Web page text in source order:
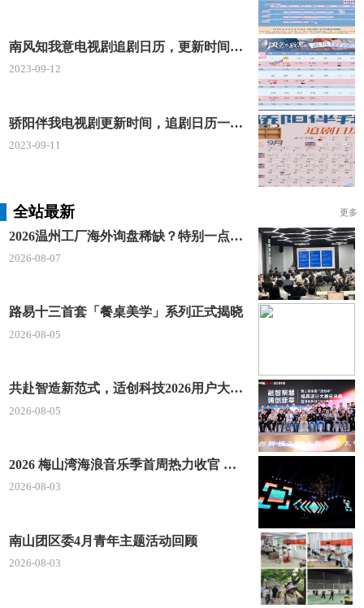
南风知我意电视剧追剧日历，更新时间一览表
2023-09-12
骄阳伴我电视剧更新时间，追剧日历一览表
2023-09-11
全站最新 更多
2026温州工厂海外询盘稀缺？特别一点AI 短视频引流 + 麦穗智能获客谷歌定制独立站双渠道拓客！
2026-08-07
路易十三首套「餐桌美学」系列正式揭晓
2026-08-05
共赴智造新范式，适创科技2026用户大会将于深圳启幕
2026-08-05
2026 梅山湾海浪音乐季首周热力收官 文体旅深度融合点燃滨海夏日经济
2026-08-03
南山团区委4月青年主题活动回顾
2026-08-03